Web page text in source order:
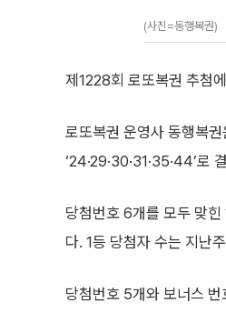
(사진=동행복권)
제1228회 로또복권 추첨
로또복권 운영사 동행복
‘24·29·30·31·35·44’로
당첨번호 6개를 모두 맞
다. 1등 당첨자 수는 지난
당첨번호 5개와 보너스